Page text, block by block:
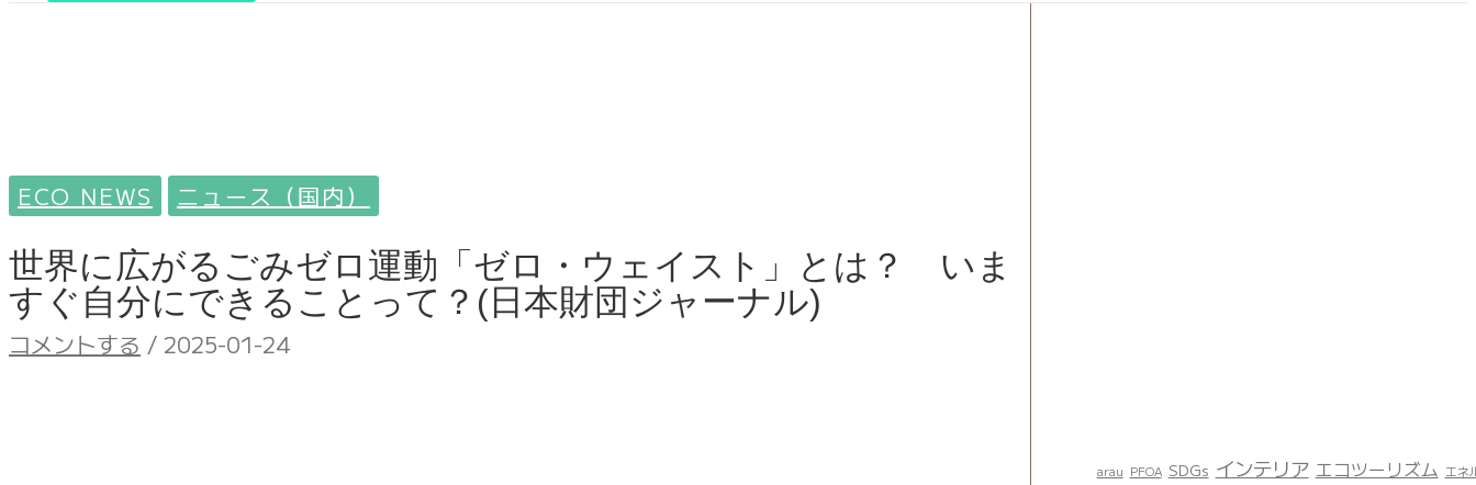
ECO NEWS ニュース（国内）
世界に広がるごみゼロ運動「ゼロ・ウェイスト」とは？ いま
すぐ自分にできることって？(日本財団ジャーナル)
コメントする / 2025-01-24
arau PFOA SDGs インテリア エコツーリズム エネ